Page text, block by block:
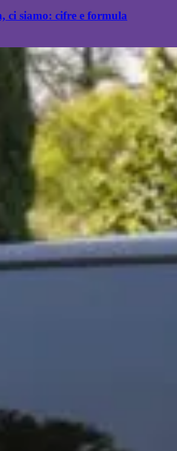
ci siamo: cifre e formula